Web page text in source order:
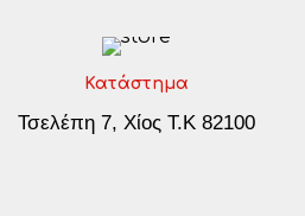
Κατάστημα
Τσελέπη 7, Χίος Τ.Κ 82100